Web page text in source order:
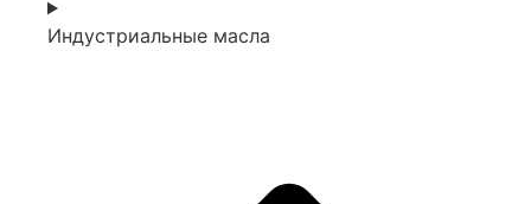
Индустриальные масла